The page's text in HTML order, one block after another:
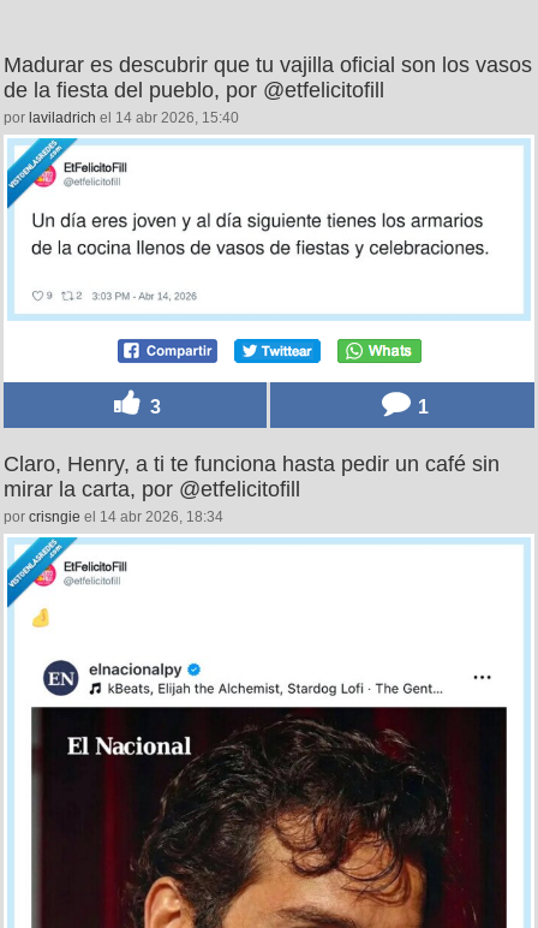
Madurar es descubrir que tu vajilla oficial son los vasos
de la fiesta del pueblo, por @etfelicitofill
por laviladrich el 14 abr 2026, 15:40
3 1
Claro, Henry, a ti te funciona hasta pedir un café sin
mirar la carta, por @etfelicitofill
por crisngie el 14 abr 2026, 18:34